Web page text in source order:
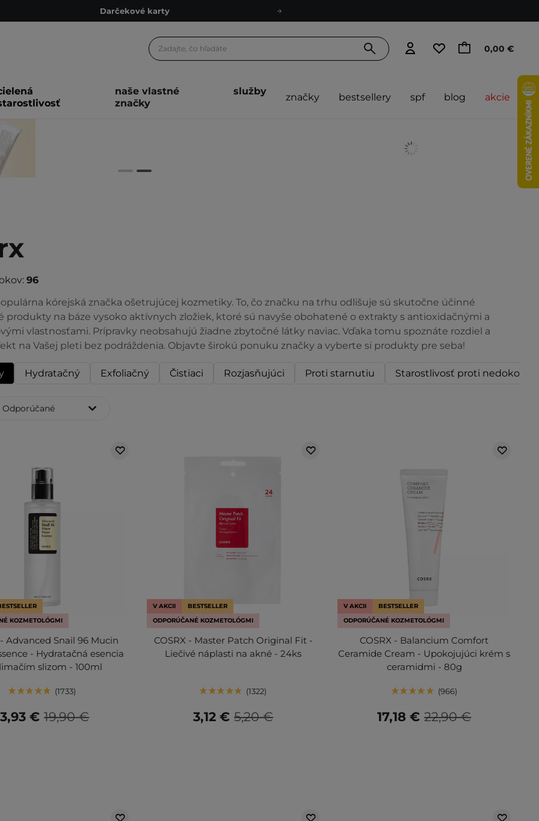
Darčekové karty
Odmeňovací program
Darčekové karty
0,00 €
naše vlastné
značky
služby
značky bestsellery spf blog akcie
96
kórejská značka ošetrujúcej kozmetiky. To, čo značku na trhu odlišuje sú skutočne účinné
produkty na báze vysoko aktívnych zložiek, ktoré sú navyše obohatené o extrakty s antioxidačnými a
vlastnosťami. Prípravky neobsahujú žiadne zbytočné látky naviac. Vďaka tomu spoznáte rozdiel a
na Vašej pleti bez podráždenia. Objavte širokú ponuku značky a vyberte si produkty pre seba!
Hydratačný Exfoliačný Čistiaci Rozjasňujúci Proti starnutiu Starostlivosť proti
Odporúčané
KOZMETOLÓGMI
- Advanced Snail 96 Mucin
- Hydratačná esencia
slizom - 100ml
1733
19,90 €
€
V AKCII
BESTSELLER
ODPORÚČANÉ KOZMETOLÓGMI
COSRX - Master Patch Original Fit -
Liečivé náplasti na akné - 24ks
1322
5,20 €
3,12 €
V AKCII
BESTSELLER
ODPORÚČANÉ KOZMETOLÓGMI
COSRX - Balancium Comfort
Ceramide Cream - Upokojujúci krém s
ceramidmi - 80g
966
22,90 €
17,18 €